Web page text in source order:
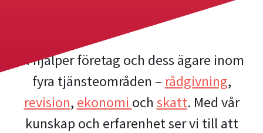
Vi hjälper företag och dess ägare inom
fyra tjänsteområden – rådgivning,
revision, ekonomi och skatt. Med vår
kunskap och erfarenhet ser vi till att